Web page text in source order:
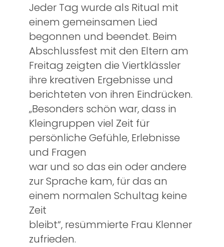
Jeder Tag wurde als Ritual mit
einem gemeinsamen Lied
begonnen und beendet. Beim
Abschlussfest mit den Eltern am
Freitag zeigten die Viertklässler
ihre kreativen Ergebnisse und
berichteten von ihren Eindrücken.
„Besonders schön war, dass in
Kleingruppen viel Zeit für
persönliche Gefühle, Erlebnisse
und Fragen
war und so das ein oder andere
zur Sprache kam, für das an
einem normalen Schultag keine
Zeit
bleibt“, resümmierte Frau Klenner
zufrieden.